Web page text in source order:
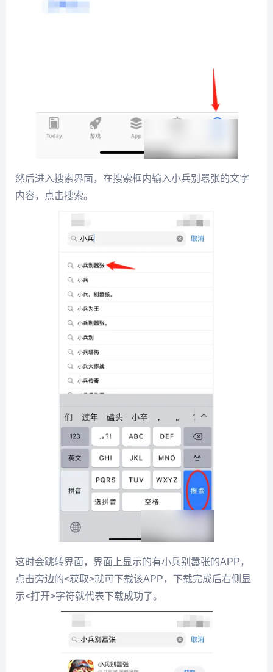
然后进入搜索界面，在搜索框内输入小兵别嚣张的文字
内容，点击搜索。
这时会跳转界面，界面上显示的有小兵别嚣张的APP，
点击旁边的<获取>就可下载该APP，下载完成后右侧显
示<打开>字符就代表下载成功了。